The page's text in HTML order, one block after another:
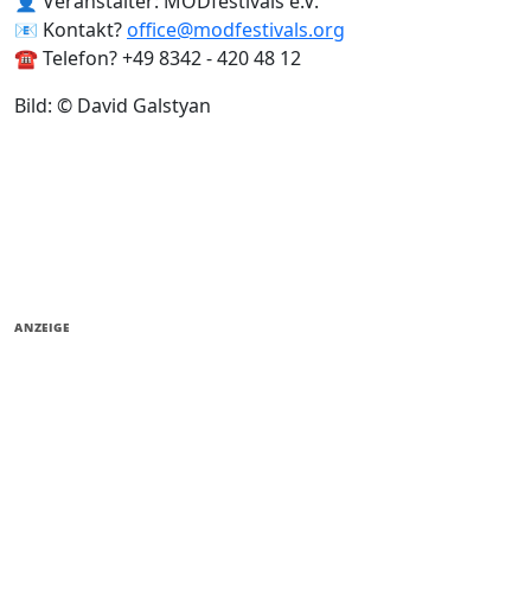
📧 Kontakt?office@modfestivals.org
☎️ Telefon? +49 8342 - 420 48 12
Bild: © David Galstyan
ANZEIGE